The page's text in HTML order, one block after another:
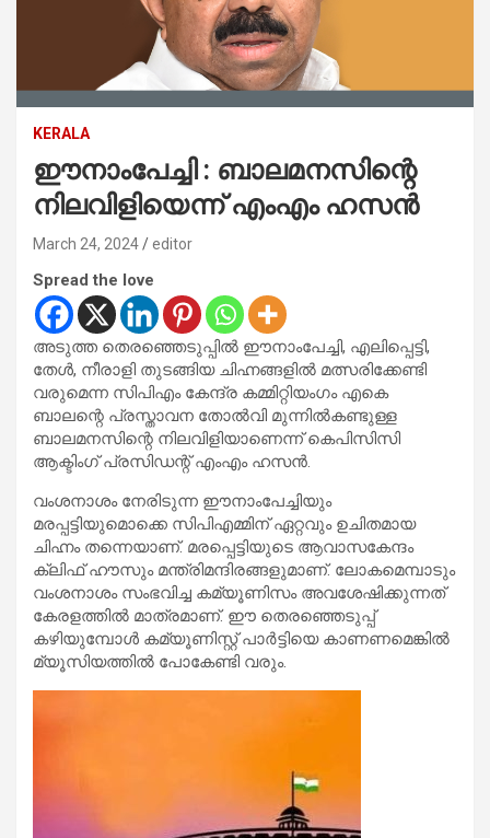
KERALA
ഈനാംപേച്ചി : ബാലമനസിന്റെ
നിലവിളിയെന്ന് എംഎം ഹസന്‍
March 24, 2024 editor
Spread the love
അടുത്ത തെരഞ്ഞെടുപ്പില്‍ ഈനാംപേച്ചി, എലിപ്പെട്ടി,
തേള്‍, നീരാളി തുടങ്ങിയ ചിഹ്നങ്ങളില്‍ മത്സരിക്കേണ്ടി
വരുമെന്ന സിപിഎം കേന്ദ്ര കമ്മിറ്റിയംഗം എകെ
ബാലന്റെ പ്രസ്താവന തോല്‍വി മുന്നില്‍കണ്ടുള്ള
ബാലമനസിന്റെ നിലവിളിയാണെന്ന് കെപിസിസി
ആക്ടിംഗ് പ്രസിഡന്റ് എംഎം ഹസന്‍.
വംശനാശം നേരിടുന്ന ഈനാംപേച്ചിയും
മരപ്പട്ടിയുമൊക്കെ സിപിഎമ്മിന് ഏറ്റവും ഉചിതമായ
ചിഹ്നം തന്നെയാണ്. മരപ്പെട്ടിയുടെ ആവാസകേന്ദം
ക്ലിഫ് ഹൗസും മന്ത്രിമന്ദിരങ്ങളുമാണ്. ലോകമെമ്പാടും
വംശനാശം സംഭവിച്ച കമ്യൂണിസം അവശേഷിക്കുന്നത്
കേരളത്തില്‍ മാത്രമാണ്. ഈ തെരഞ്ഞെടുപ്പ്
കഴിയുമ്പോള്‍ കമ്യൂണിസ്റ്റ് പാര്‍ട്ടിയെ കാണണമെങ്കില്‍
മ്യൂസിയത്തില്‍ പോകേണ്ടി വരും.